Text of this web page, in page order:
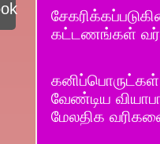
கட்டணங்கள்
கனிப்பொருட்கள்
வேண்டிய
மேலதிக